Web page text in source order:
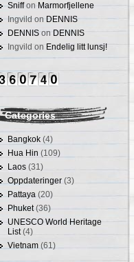
Sniffon Marmorfjellene
Ingvild on DENNIS
DENNIS on DENNIS
Ingvild on Endelig litt lunsj!
Categories
Bangkok (4)
Hua Hin (109)
Laos (31)
Oppdateringer (3)
Pattaya (20)
Phuket(36)
UNESCO World Heritage
List(4)
Vietnam (61)